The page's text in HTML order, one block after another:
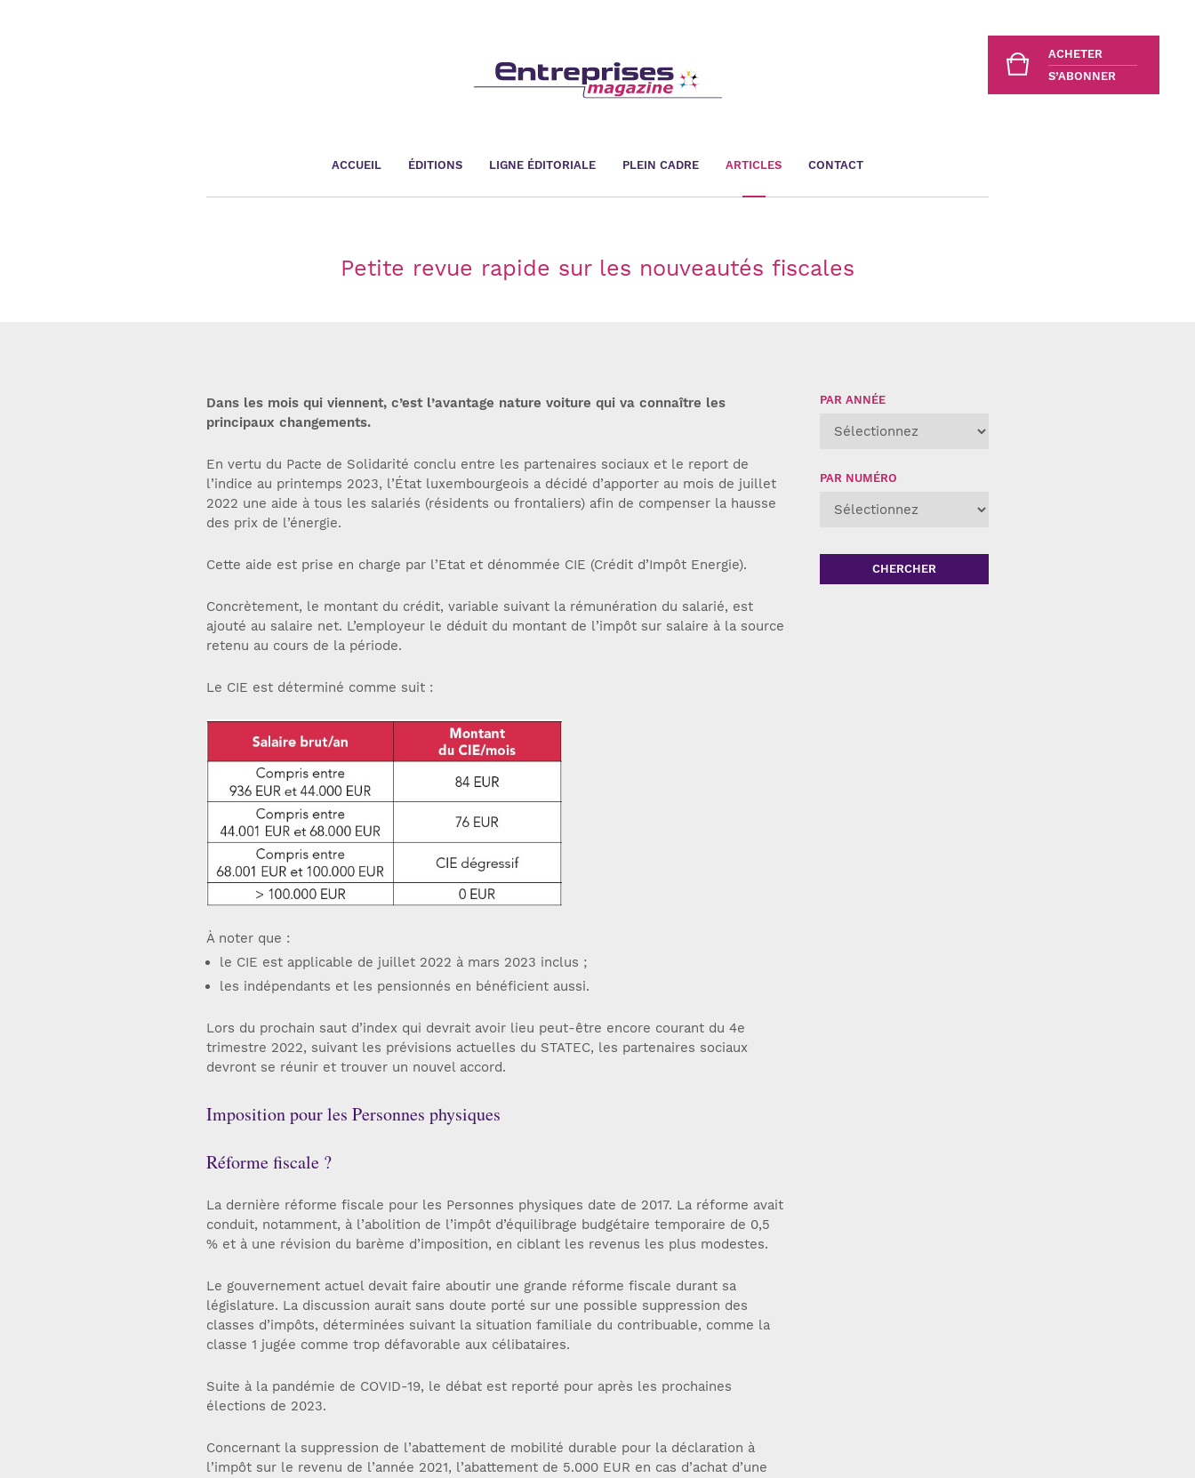
ACCUEIL ÉDITIONS LIGNE ÉDITORIALE PLEIN CADRE ARTICLES CONTACT
ACHETER
S’ABONNER
Petite revue rapide sur les nouveautés fiscales
Dans les mois qui viennent, c’est l’avantage nature voiture qui va connaître les
principaux changements.
En vertu du Pacte de Solidarité conclu entre les partenaires sociaux et le report de
l’indice au printemps 2023, l’État luxembourgeois a décidé d’apporter au mois de juillet
2022 une aide à tous les salariés (résidents ou frontaliers) afin de compenser la hausse
des prix de l’énergie.
Cette aide est prise en charge par l’Etat et dénommée CIE (Crédit d’Impôt Energie).
Concrètement, le montant du crédit, variable suivant la rémunération du salarié, est
ajouté au salaire net. L’employeur le déduit du montant de l’impôt sur salaire à la source
retenu au cours de la période.
Le CIE est déterminé comme suit :
À noter que :
le CIE est applicable de juillet 2022 à mars 2023 inclus ;
les indépendants et les pensionnés en bénéficient aussi.
Lors du prochain saut d’index qui devrait avoir lieu peut-être encore courant du 4e
trimestre 2022, suivant les prévisions actuelles du STATEC, les partenaires sociaux
devront se réunir et trouver un nouvel accord.
Imposition pour les Personnes physiques
Réforme fiscale ?
La dernière réforme fiscale pour les Personnes physiques date de 2017. La réforme avait
conduit, notamment, à l’abolition de l’impôt d’équilibrage budgétaire temporaire de 0,5
% et à une révision du barème d’imposition, en ciblant les revenus les plus modestes.
Le gouvernement actuel devait faire aboutir une grande réforme fiscale durant sa
législature. La discussion aurait sans doute porté sur une possible suppression des
classes d’impôts, déterminées suivant la situation familiale du contribuable, comme la
classe 1 jugée comme trop défavorable aux célibataires.
Suite à la pandémie de COVID-19, le débat est reporté pour après les prochaines
élections de 2023.
Concernant la suppression de l’abattement de mobilité durable pour la déclaration à
l’impôt sur le revenu de l’année 2021, l’abattement de 5.000 EUR en cas d’achat d’une
PAR ANNÉE
PAR NUMÉRO
CHERCHER